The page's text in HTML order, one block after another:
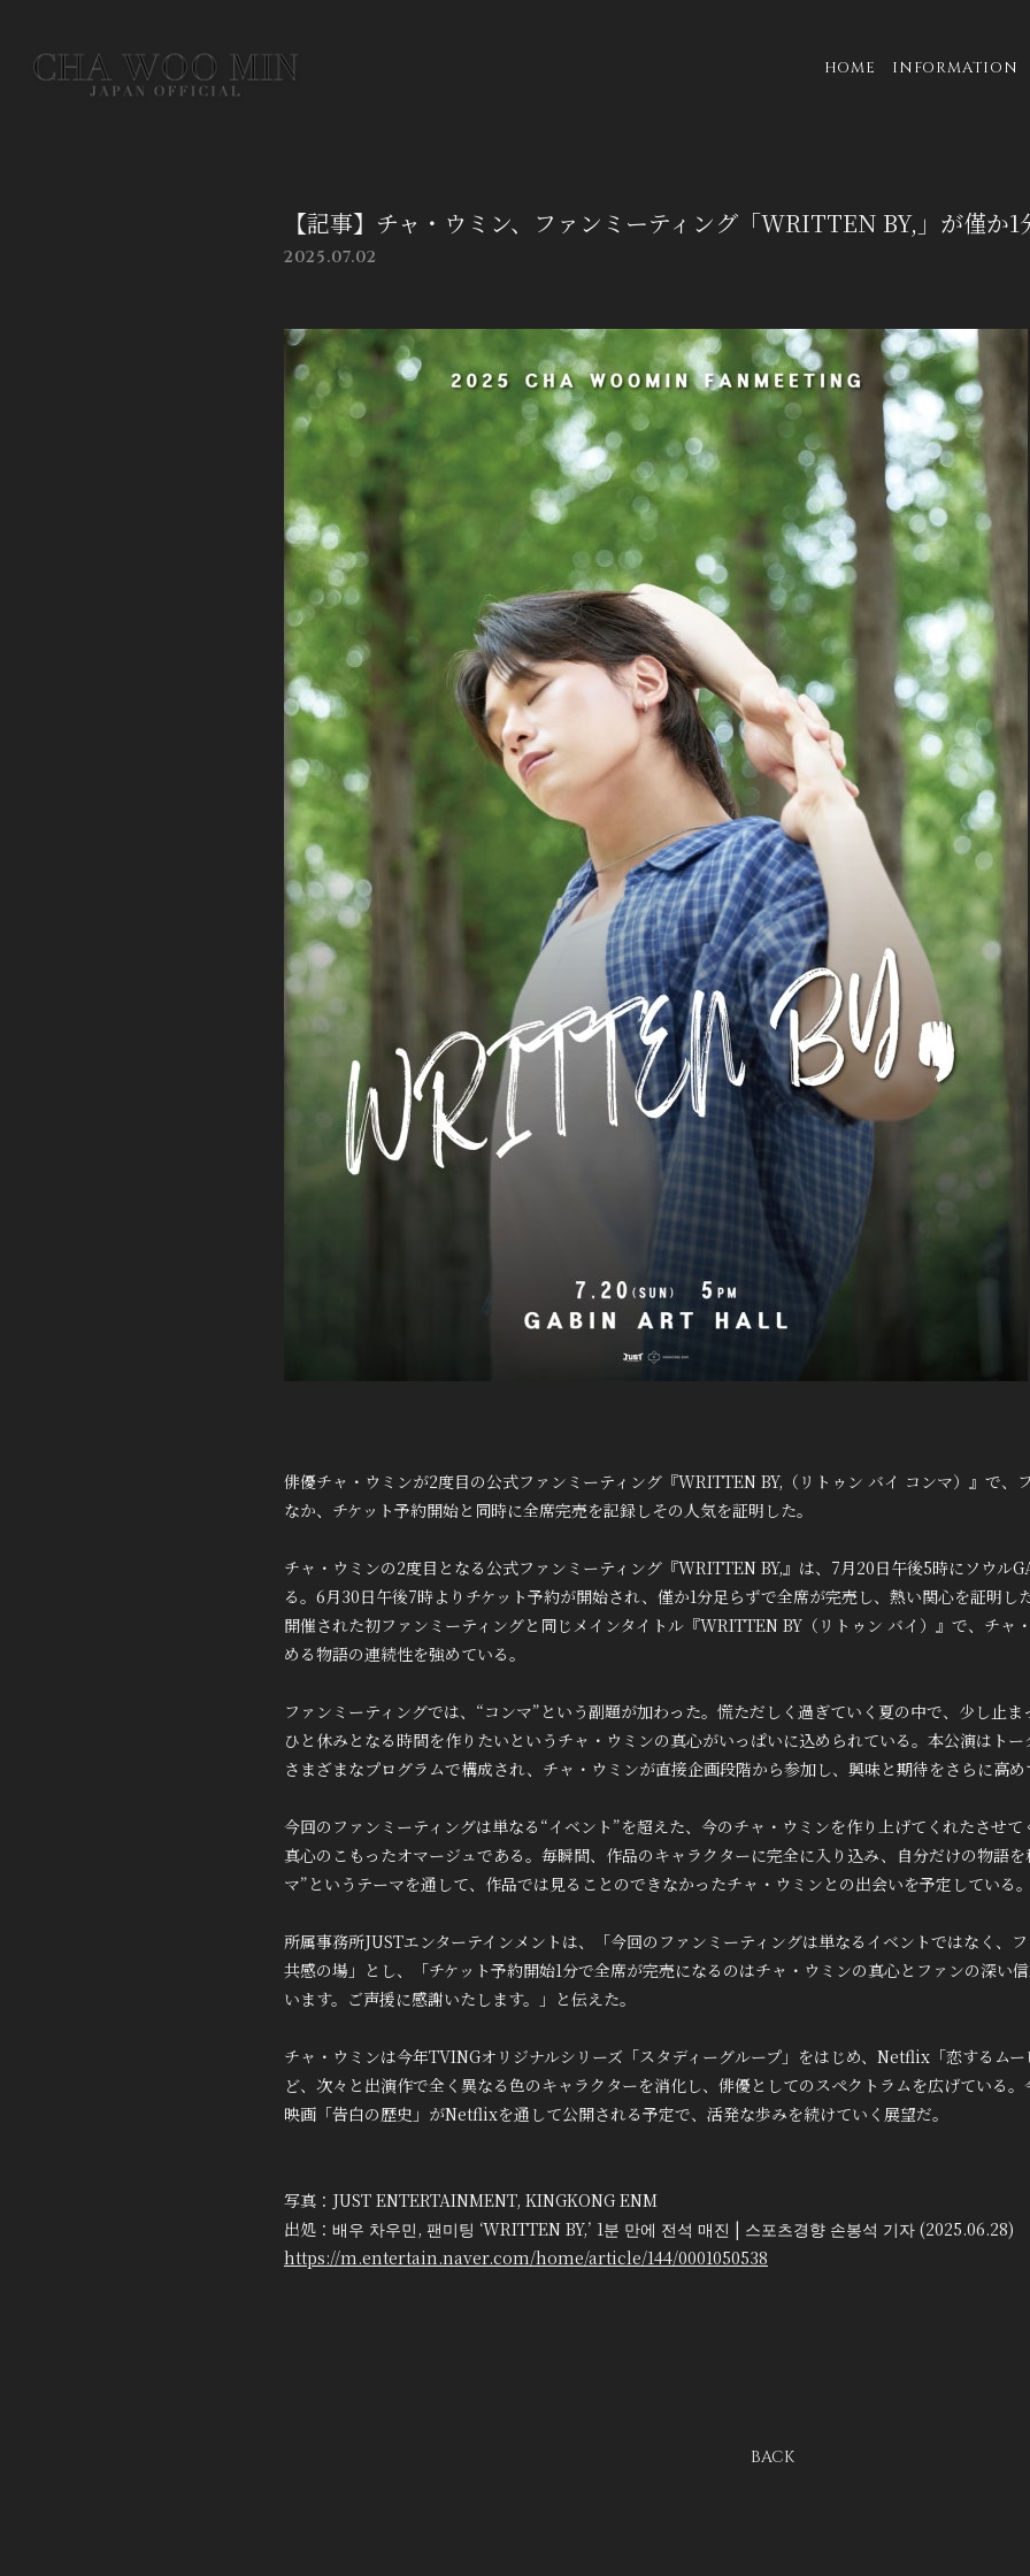
HOME INFORMATION
【記事】チャ・ウミン、ファンミーティング「WRITTEN BY,」が僅か1
2025.07.02
俳優チャ・ウミンが2度目の公式ファンミーティング『WRITTEN BY,（リトゥン バイ コンマ）』で、
なか、チケット予約開始と同時に全席完売を記録しその人気を証明した。
チャ・ウミンの2度目となる公式ファンミーティング『WRITTEN BY,』は、7月20日午後5時にソウル
る。6月30日午後7時よりチケット予約が開始され、僅か1分足らずで全席が完売し、熱い関心を証明し
開催された初ファンミーティングと同じメインタイトル『WRITTEN BY（リトゥン バイ）』で、チャ
める物語の連続性を強めている。
ファンミーティングでは、“コンマ”という副題が加わった。慌ただしく過ぎていく夏の中で、少し止
ひと休みとなる時間を作りたいというチャ・ウミンの真心がいっぱいに込められている。本公演はト
さまざまなプログラムで構成され、チャ・ウミンが直接企画段階から参加し、興味と期待をさらに高め
今回のファンミーティングは単なる“イベント”を超えた、今のチャ・ウミンを作り上げてくれたさせ
真心のこもったオマージュである。毎瞬間、作品のキャラクターに完全に入り込み、自分だけの物語
マ”というテーマを通して、作品では見ることのできなかったチャ・ウミンとの出会いを予定している。
所属事務所JUSTエンターテインメントは、「今回のファンミーティングは単なるイベントではなく、
共感の場」とし、「チケット予約開始1分で全席が完売になるのはチャ・ウミンの真心とファンの深い
います。ご声援に感謝いたします。」と伝えた。
チャ・ウミンは今年TVINGオリジナルシリーズ「スタディーグループ」をはじめ、Netflix「恋するムー
ど、次々と出演作で全く異なる色のキャラクターを消化し、俳優としてのスペクトラムを広げている
映画「告白の歴史」がNetflixを通して公開される予定で、活発な歩みを続けていく展望だ。
写真：JUST ENTERTAINMENT, KINGKONG ENM
出処：배우 차우민, 팬미팅 ‘WRITTEN BY,’ 1분 만에 전석 매진 | 스포츠경향 손봉석 기자 (2025.06.28)
https://m.entertain.naver.com/home/article/144/0001050538
BACK